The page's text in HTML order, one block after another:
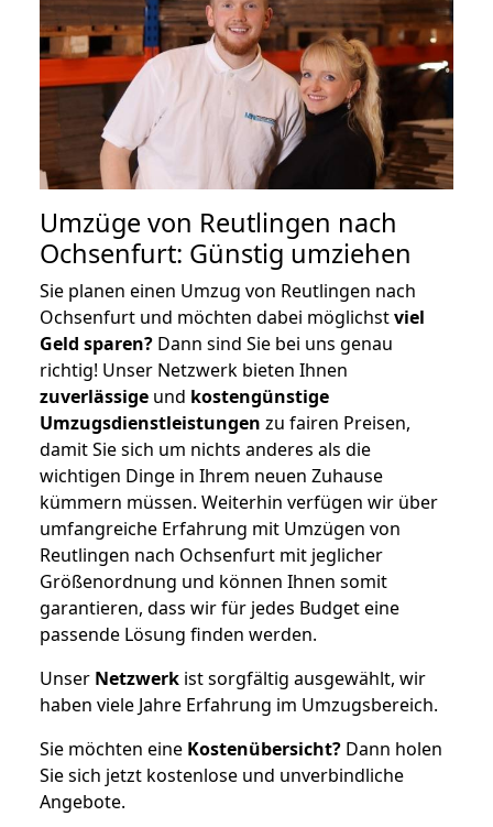
Umzüge von Reutlingen nach
Ochsenfurt: Günstig umziehen
Sie planen einen Umzug von Reutlingen nach
Ochsenfurt und möchten dabei möglichstviel
Geld sparen? Dann sind Sie bei uns genau
richtig! Unser Netzwerk bieten Ihnen
zuverlässige und kostengünstige
Umzugsdienstleistungen zu fairen Preisen,
damit Sie sich um nichts anderes als die
wichtigen Dinge in Ihrem neuen Zuhause
kümmern müssen. Weiterhin verfügen wir über
umfangreiche Erfahrung mit Umzügen von
Reutlingen nach Ochsenfurt mit jeglicher
Größenordnung und können Ihnen somit
garantieren, dass wir für jedes Budget eine
passende Lösung finden werden.
Unser Netzwerk ist sorgfältig ausgewählt, wir
haben viele Jahre Erfahrung im Umzugsbereich.
Sie möchten eine Kostenübersicht? Dann holen
Sie sich jetzt kostenlose und unverbindliche
Angebote.